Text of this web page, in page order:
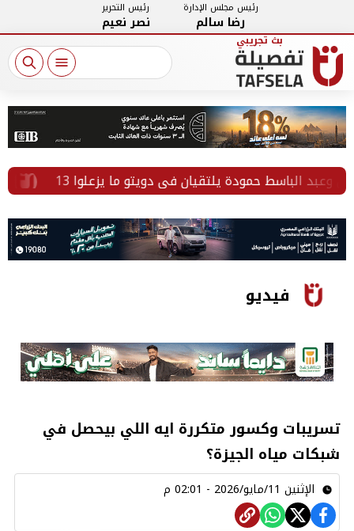
رئيس مجلس الإدارة
رضا سالم
رئيس التحرير
نصر نعيم
الباسط حمودة يلتقيان في دويتو ما يزعلوا
فيديو
تسريبات وكسور متكررة ايه اللي بيحصل في
شبكات مياه الجيزة؟
الإثنين 11/مايو/2026 - 02:01 م